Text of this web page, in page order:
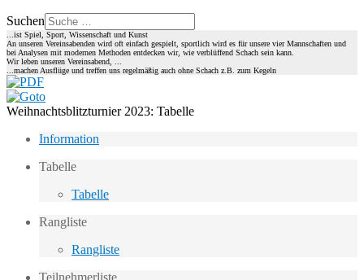
Suchen
...ist Spiel, Sport, Wissenschaft und Kunst
An unseren Vereinsabenden wird oft einfach gespielt, sportlich wird es für unsere vier Mannschaften und
bei Analysen mit modernen Methoden entdecken wir, wie verblüffend Schach sein kann.
Wir leben unseren Vereinsabend, ...
...machen Ausflüge und treffen uns regelmäßig auch ohne Schach z.B. zum Kegeln
Weihnachtsblitzturnier 2023: Tabelle
Information
Tabelle
Tabelle
Rangliste
Rangliste
Teilnehmerliste